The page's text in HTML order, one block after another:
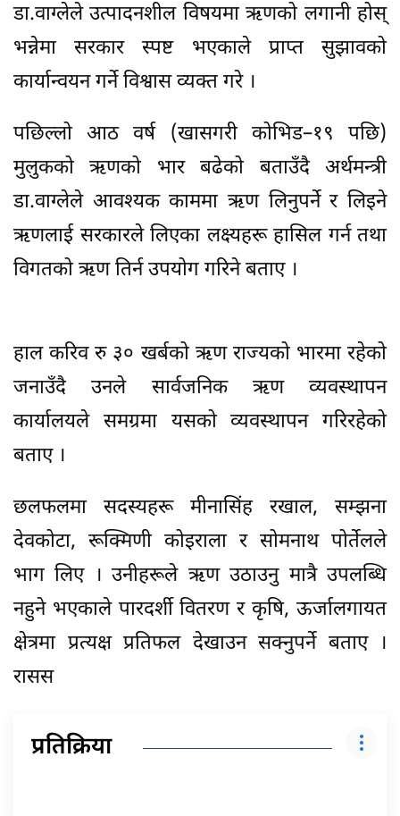
डा.वाग्लेले उत्पादनशील विषयमा ऋणको लगानी होस्
भन्नेमा सरकार स्पष्ट भएकाले प्राप्त सुझावको
कार्यान्वयन गर्ने विश्वास व्यक्त गरे ।
पछिल्लो आठ वर्ष (खासगरी कोभिड–१९ पछि)
मुलुकको ऋणको भार बढेको बताउँदै अर्थमन्त्री
डा.वाग्लेले आवश्यक काममा ऋण लिनुपर्ने र लिइने
ऋणलाई सरकारले लिएका लक्ष्यहरू हासिल गर्न तथा
विगतको ऋण तिर्न उपयोग गरिने बताए ।
हाल करिव रु ३० खर्बको ऋण राज्यको भारमा रहेको
जनाउँदै उनले सार्वजनिक ऋण व्यवस्थापन
कार्यालयले समग्रमा यसको व्यवस्थापन गरिरहेको
बताए ।
छलफलमा सदस्यहरू मीनासिंह रखाल, सम्झना
देवकोटा, रूक्मिणी कोइराला र सोमनाथ पोर्तेलले
भाग लिए । उनीहरूले ऋण उठाउनु मात्रै उपलब्धि
नहुने भएकाले पारदर्शी वितरण र कृषि, ऊर्जालगायत
क्षेत्रमा प्रत्यक्ष प्रतिफल देखाउन सक्नुपर्ने बताए ।
रासस
प्रतिक्रिया